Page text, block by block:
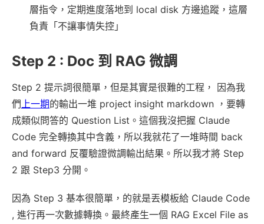
層指令，定期進度落地到 local disk 方邊追蹤，這層
負責「不讓事情失控」
Step 2 : Doc 到 RAG 微調
Step 2 提示詞很簡單，但是其實是很難的工程， 因為我
們 上一期的輸出一堆 project insight markdown ，要轉
成類似問答的 Question List。這個我沒把握 Claude
Code 完全轉換其中含義，所以我就花了一堆時間 back
and forward 反覆驗證微調輸出結果。所以我才將 Step
2 跟 Step3 分開。
因為 Step 3 基本很簡單，的就是丟模板給 Claude Code
, 進行再一次數據轉換。最終產生一個 RAG Excel File as